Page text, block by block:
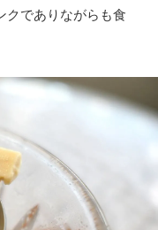
クでありながらも食